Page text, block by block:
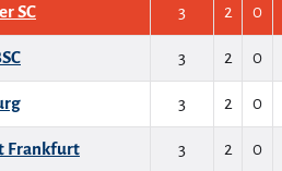
SC 3 2 0
3 2 0
3 2 0
Frankfurt 3 2 0